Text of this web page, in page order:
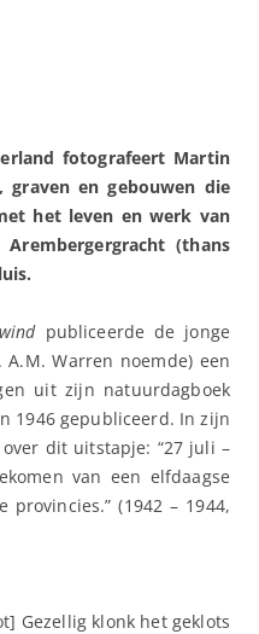
fotografeert Martin
graven en gebouwen die
het leven en werk van
(thans
publiceerde de jonge
Warren noemde) een
uit zijn natuurdagboek
1946 gepubliceerd. In zijn
dit uitstapje: “27 juli –
van een elfdaagse
(1942 – 1944,
Gezellig klonk het geklots